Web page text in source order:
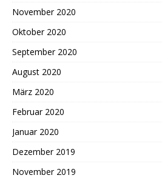
November 2020
Oktober 2020
September 2020
August 2020
März 2020
Februar 2020
Januar 2020
Dezember 2019
November 2019